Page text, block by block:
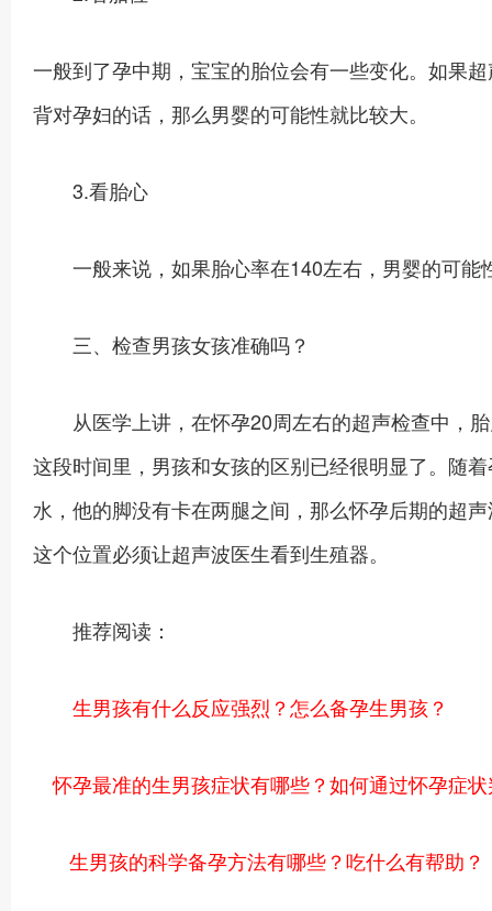
一般到了孕中期，宝宝的胎位会有一些变化。如果
背对孕妇的话，那么男婴的可能性就比较大。
3.看胎心
一般来说，如果胎心率在140左右，男婴的可能
三、检查男孩女孩准确吗？
从医学上讲，在怀孕20周左右的超声检查中，胎
这段时间里，男孩和女孩的区别已经很明显了。随
水，他的脚没有卡在两腿之间，那么怀孕后期的超
这个位置必须让超声波医生看到生殖器。
推荐阅读：
生男孩有什么反应强烈？怎么备孕生男孩？
怀孕最准的生男孩症状有哪些？如何通过怀孕症
生男孩的科学备孕方法有哪些？吃什么有帮助？